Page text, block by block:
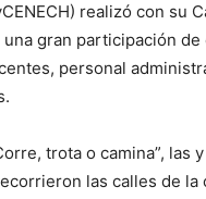
realizó con su
gran participación de
personal
trota o camina”, las
las calles de la